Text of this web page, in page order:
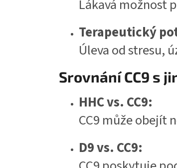
Lákavá možnost
Terapeutický
Úleva od stresu,
Srovnání CC9 s
HHC vs. CC9:
CC9 může obejít
D9 vs. CC9: